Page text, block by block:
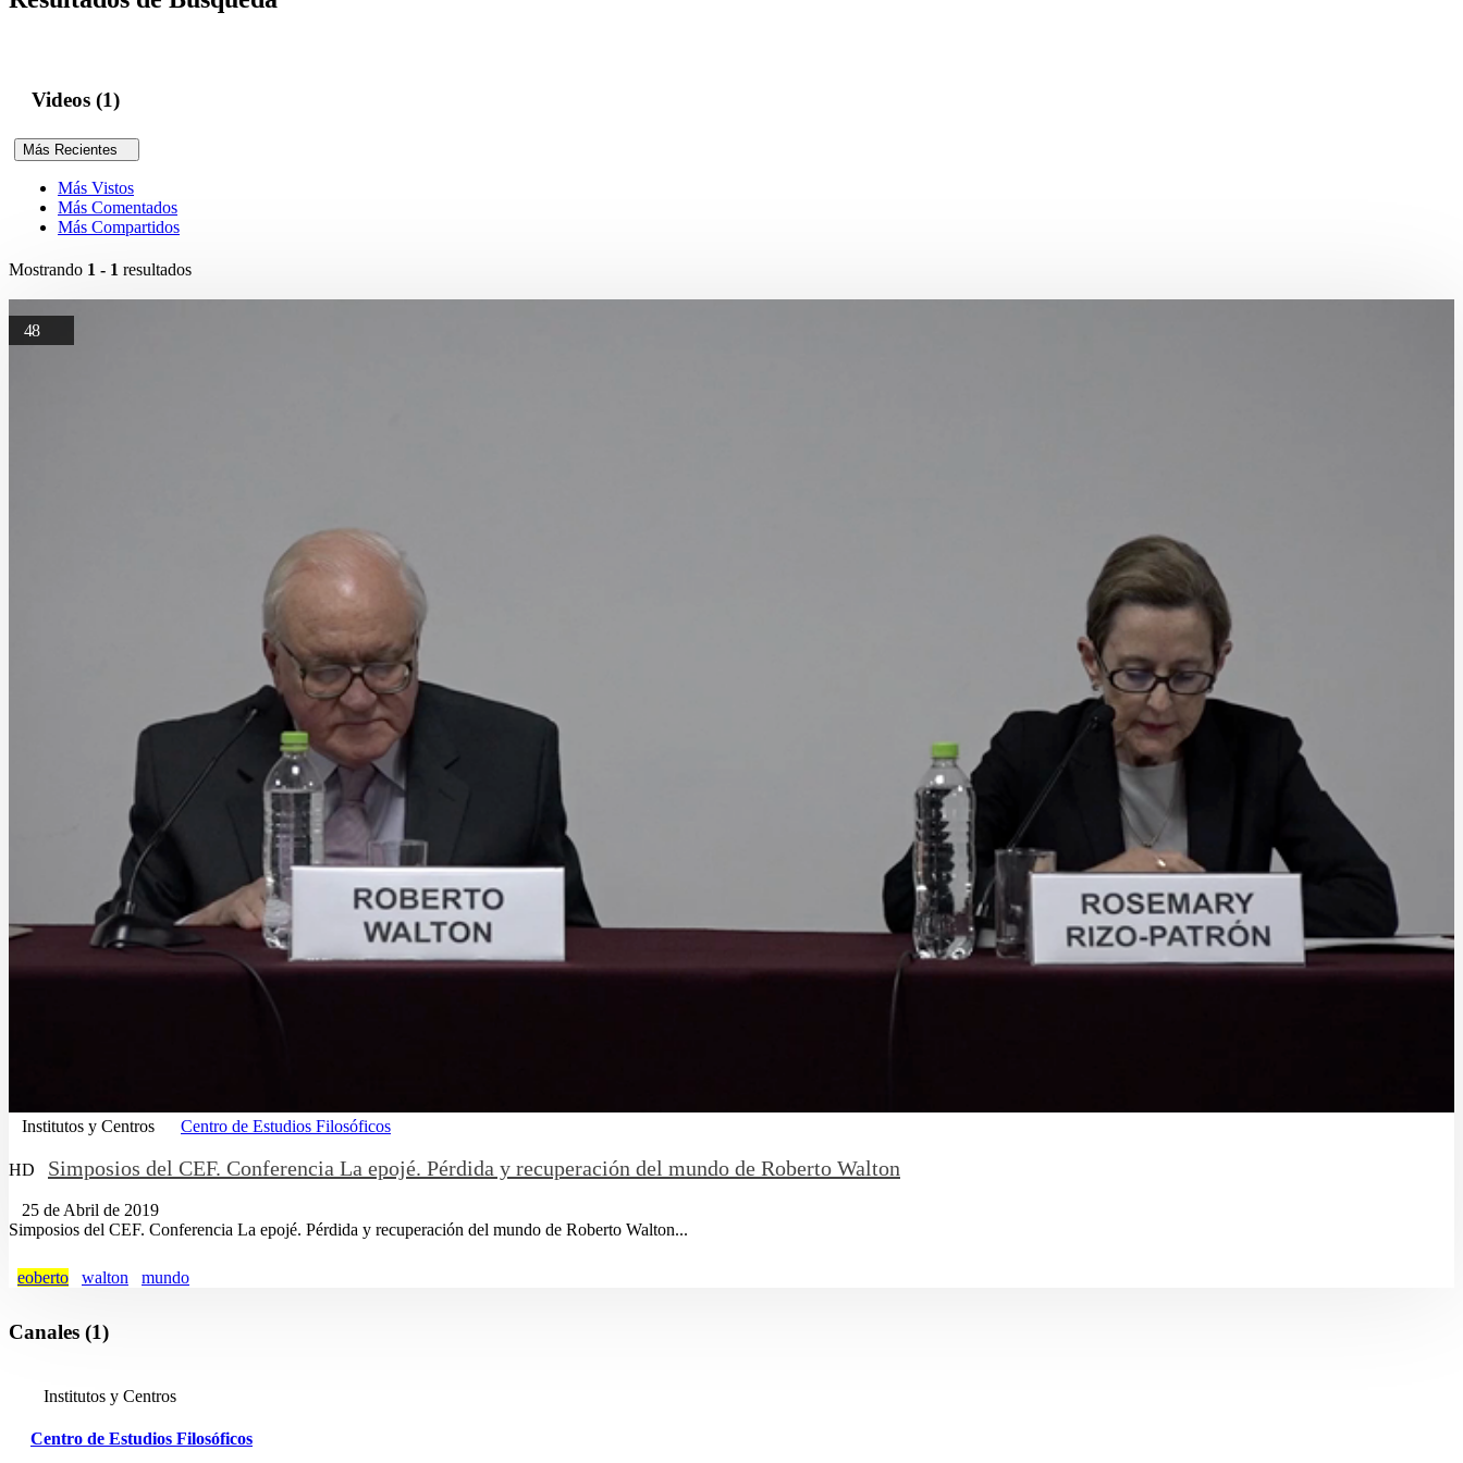
Videos (1)
Más Recientes
Más Vistos
Más Comentados
Más Compartidos
Mostrando 1 - 1 resultados
48
Institutos y Centros Centro de Estudios Filosóficos
HD Simposios del CEF. Conferencia La epojé. Pérdida y recuperación del mundo de Roberto Walton
25 de Abril de 2019
Simposios del CEF. Conferencia La epojé. Pérdida y recuperación del mundo de Roberto Walton...
eoberto walton mundo
Canales (1)
Institutos y Centros
Centro de Estudios Filosóficos